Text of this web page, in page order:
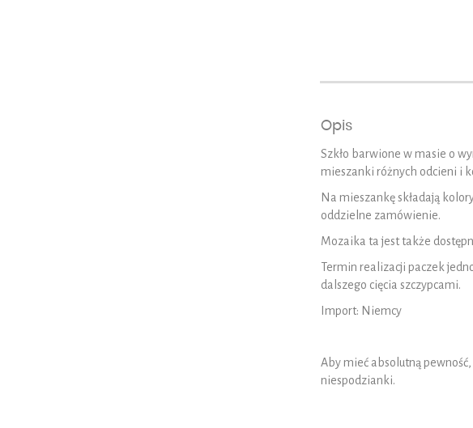
Opis
Szkło barwione w masie o
mieszanki różnych odcieni i
Na mieszankę składają
oddzielne zamówienie.
Mozaika ta jest także
Termin realizacji paczek
dalszego cięcia szczypcami.
Import: Niemcy
Aby mieć absolutną
niespodzianki.